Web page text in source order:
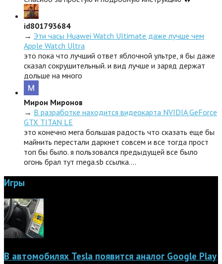
id801793684
→ Эти часы Huawei Watch Ultimate даже лучше чем
Apple Watch Ultra
это пока что лучший ответ яблочной ультре, я бы даже
сказал сокрушительный. и вид лучше и заряд держат
дольше на много
Мирон Миронов
→ В разработке находится видеокарта NVIDIA GeForce
GTX TITAN LE
это конечно мега большая радость что сказать еще бы
майнить перестали даркнет совсем и все тогда прост
топ бы было. я пользовался предыдущей все было
огонь брал тут rnega.sb ссылка.…
Игры
В автомобилях Tesla появится аналог Google Play